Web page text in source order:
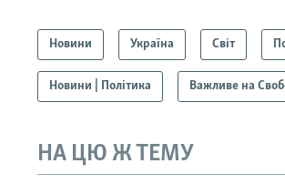
Новини Україна Світ
Новини | Політика Важливе на
НА ЦЮ Ж ТЕМУ